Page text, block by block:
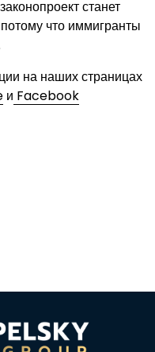
станет
что иммигранты
на наших страницах
и Facebook